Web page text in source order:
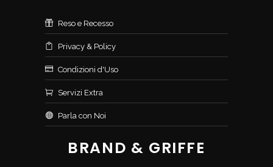
Reso e Recesso
Privacy & Policy
Condizioni d'Uso
Servizi Extra
Parla con Noi
BRAND & GRIFFE